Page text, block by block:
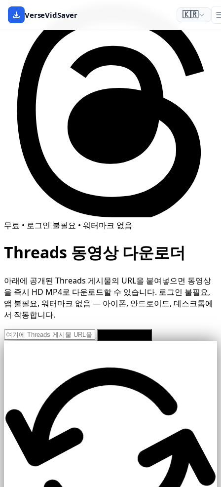
VerseVidSaver 🇰🇷
무료 • 로그인 불필요 • 워터마크 없음
Threads 동영상 다운로더
아래에 공개된 Threads 게시물의 URL을 붙여넣으면 동영상
을 즉시 HD MP4로 다운로드할 수 있습니다. 로그인 불필요,
앱 불필요, 워터마크 없음 — 아이폰, 안드로이드, 데스크톱에
서 작동합니다.